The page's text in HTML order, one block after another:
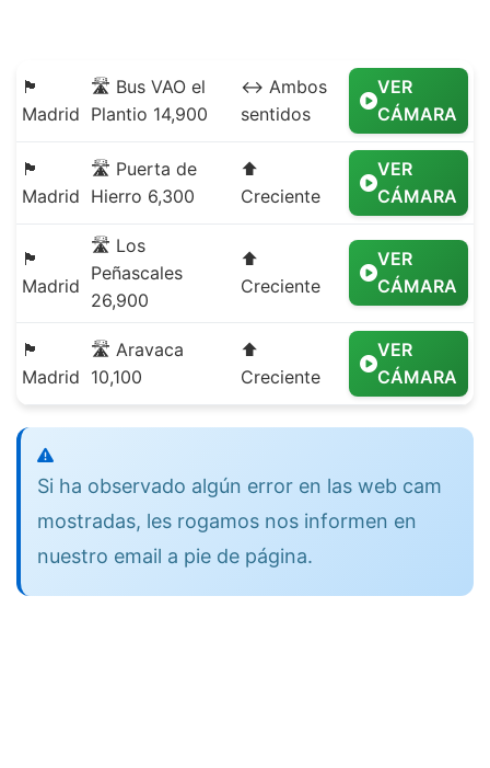
🏴
Madrid
🛣️ Bus VAO el
Plantio 14,900
↔️ Ambos
sentidos
VER
CÁMARA
🏴
Madrid
🛣️ Puerta de
Hierro 6,300
⬆️
Creciente
VER
CÁMARA
🏴
Madrid
🛣️ Los
Peñascales
26,900
⬆️
Creciente
VER
CÁMARA
🏴
Madrid
🛣️ Aravaca
10,100
⬆️
Creciente
VER
CÁMARA
Si ha observado algún error en las web cam
mostradas, les rogamos nos informen en
nuestro email a pie de página.